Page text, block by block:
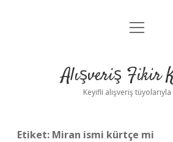
Anasayfa
Yasal Uyarı
menüyü
Alışveriş Fikir
Keyifli alışveriş tüyolarıyla
Etiket: Miran ismi kürtçe mi